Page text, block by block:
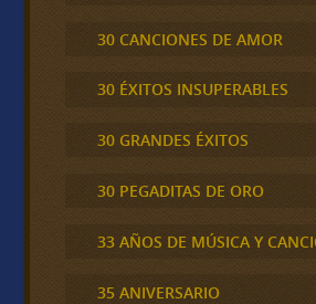
30 CANCIONES DE AMOR
30 ÉXITOS INSUPERABLES
30 GRANDES ÉXITOS
30 PEGADITAS DE ORO
33 AÑOS DE MÚSICA Y
35 ANIVERSARIO